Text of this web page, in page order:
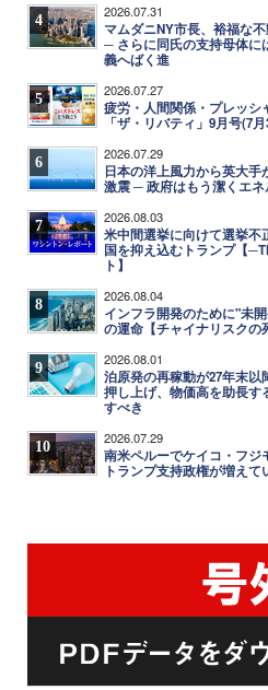
4 2026.07.31
マムダニNY市長、裕福な
─ さらに同氏の支持母体に
義へばく進
5 2026.07.27
疲労・人間関係・プレッ
「ザ・リバティ」9月号(7
6 2026.07.29
日本の洋上風力から英大手
激震 ─ 政府はもう潔くエ
7 2026.08.03
米中間選挙に向けて選挙
国を抑え込むトランプ【
ト】
8 2026.08.04
インフラ開発のために"未
の運命【チャイナリスクの
9 2026.08.01
泊原発の再稼動が27年末
押し上げ、物価高を助長す
すべき
10 2026.07.29
南米ペルーでケイコ・フジ
トランプ支持政権が増えて